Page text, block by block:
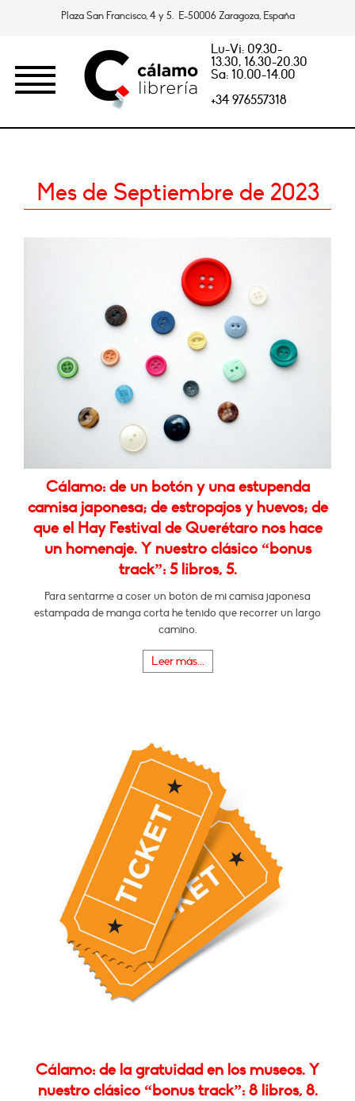
Plaza San Francisco, 4 y 5. E-50006 Zaragoza, España
Lu-Vi: 09.30-
13.30, 16.30-20.30
Sa: 10.00-14.00
+34 976557318
Mes de Septiembre de 2023
Cálamo: de un botón y una estupenda
camisa japonesa; de estropajos y huevos; de
que el Hay Festival de Querétaro nos hace
un homenaje. Y nuestro clásico “bonus
track”: 5 libros, 5.
Para sentarme a coser un botón de mi camisa japonesa
estampada de manga corta he tenido que recorrer un largo
camino.
Leer más...
Cálamo: de la gratuidad en los museos. Y
nuestro clásico “bonus track”: 8 libros, 8.